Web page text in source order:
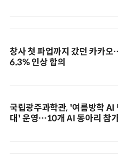
창사 첫 파업까지 갔던 카카
6.3% 인상 합의
국립광주과학관, '여름방학 AI
대' 운영…10개 AI 동아리 참